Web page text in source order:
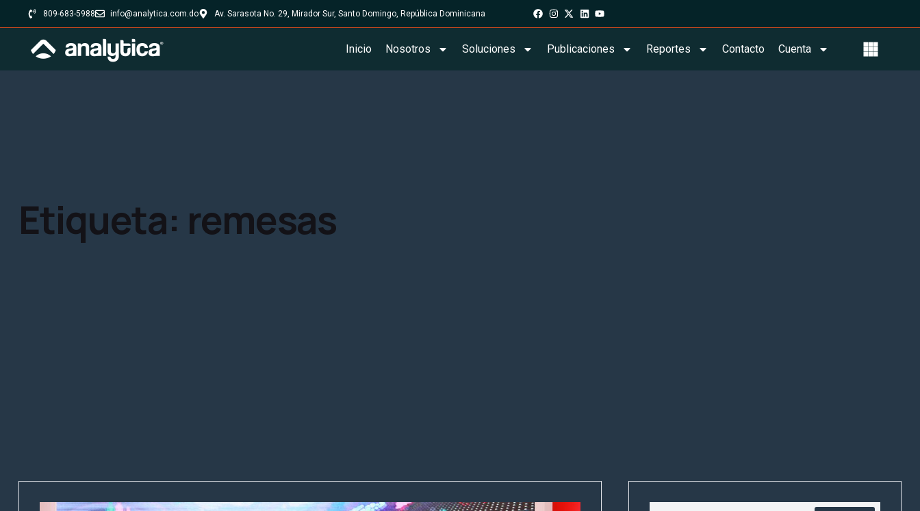
809-683-5988 info@analytica.com.do Av. Sarasota No. 29, Mirador Sur, Santo Domingo, República Dominicana
Inicio Nosotros Soluciones Publicaciones Reportes Contacto Cuenta
Etiqueta: remesas